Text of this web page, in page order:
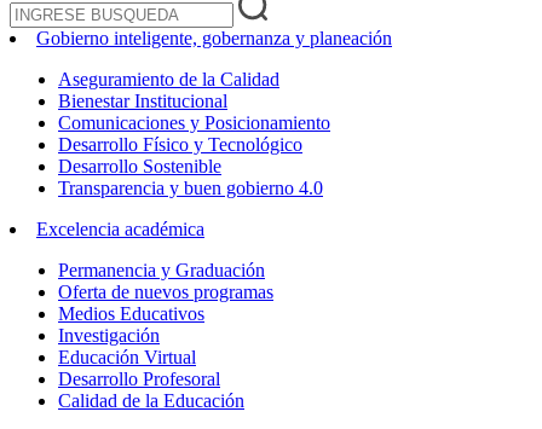
Gobierno inteligente, gobernanza y planeación
Aseguramiento de la Calidad
Bienestar Institucional
Comunicaciones y Posicionamiento
Desarrollo Físico y Tecnológico
Desarrollo Sostenible
Transparencia y buen gobierno 4.0
Excelencia académica
Permanencia y Graduación
Oferta de nuevos programas
Medios Educativos
Investigación
Educación Virtual
Desarrollo Profesoral
Calidad de la Educación